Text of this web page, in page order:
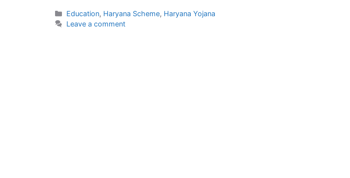
Categories
Education, Haryana Scheme, Haryana Yojana
Leave a comment